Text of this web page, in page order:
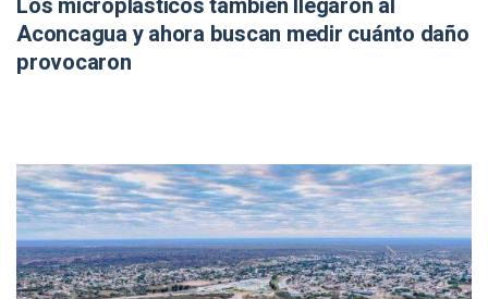
Aconcagua y ahora buscan medir cuánto daño
provocaron